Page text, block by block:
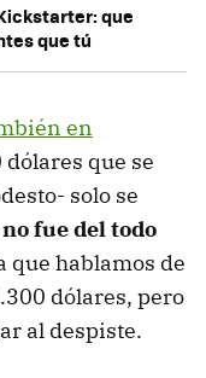
que
que tú
en
que se
solo se
fue del todo
que hablamos de
dólares, pero
al despiste.